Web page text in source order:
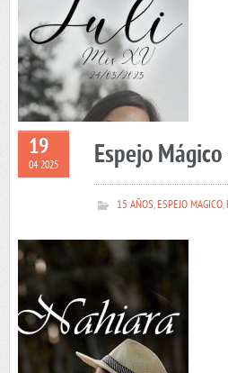
19
04 2025 Espejo
15 AÑOS,ESPEJO MAGICO,